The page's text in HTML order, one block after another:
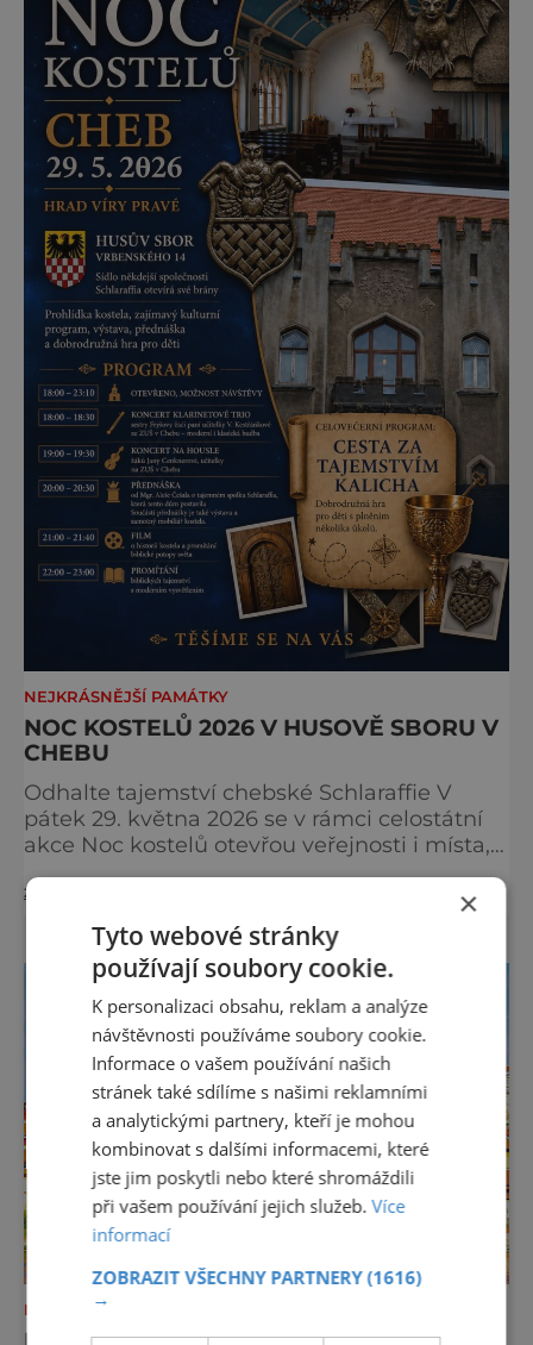
NEJKRÁSNĚJŠÍ PAMÁTKY
NOC KOSTELŮ 2026 V HUSOVĚ SBORU V
CHEBU
Odhalte tajemství chebské Schlaraffie V
pátek 29. května 2026 se v rámci celostátní
akce Noc kostelů otevřou veřejnosti i místa,
nejzajímavějších bude bezesporu Husův
sbor Církve československé husitské v
Chebu (Vrbenského 14), který letos nabídne
večer plný historie, hudby, tajemství i
dobrodružství pro malé i velké návštěvníky.
Málokdo ví, že dnešní kos
zobrazit více >>
NEJKRÁSNĚJŠÍ PAMÁTKY
×
Tyto webové stránky
používají soubory cookie.
K personalizaci obsahu, reklam a analýze
návštěvnosti používáme soubory cookie.
Informace o vašem používání našich
stránek také sdílíme s našimi reklamními
a analytickými partnery, kteří je mohou
kombinovat s dalšími informacemi, které
jste jim poskytli nebo které shromáždili
při vašem používání jejich služeb.Více
informací
ZOBRAZIT VŠECHNY PARTNERY(1616)
→